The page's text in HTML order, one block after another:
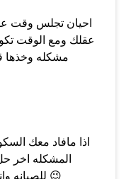
احيان تجلس وقت
عقلك ومع الوقت
مشكله وخذها
اذا مافاد معك
المشكله اخر
😉